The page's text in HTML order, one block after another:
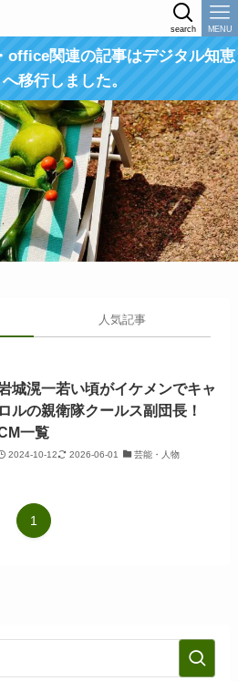
search MENU
office関連の記事はデジタル知恵
移行しました。
人気記事
城滉一若い頃がイケメンでキャ
ロルの親衛隊クールス副団長！
一覧
2024-10-12 2026-06-01 芸能・人物
1